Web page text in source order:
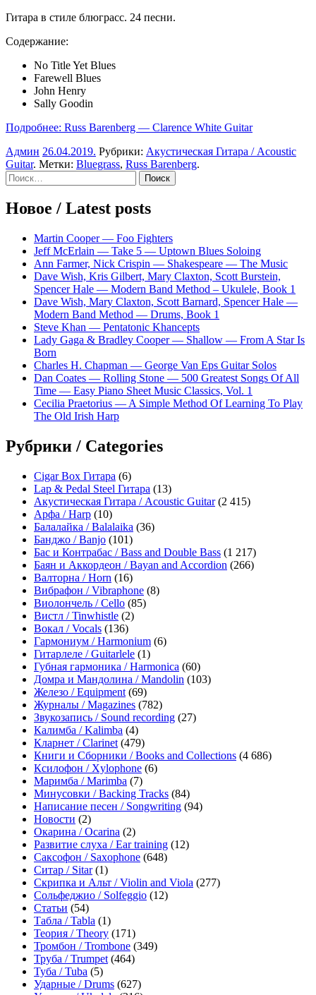
Гитара в стиле блюграсс. 24 песни.
Содержание:
No Title Yet Blues
Farewell Blues
John Henry
Sally Goodin
Подробнее: Russ Barenberg — Clarence White Guitar
Админ 26.04.2019. Рубрики: Акустическая Гитара / Acoustic
Guitar. Метки: Bluegrass, Russ Barenberg.
Sidebar
Найти:
Новое / Latest posts
Martin Cooper — Foo Fighters
Jeff McErlain — Take 5 — Uptown Blues Soloing
Ann Farmer, Nick Crispin — Shakespeare — The Music
Dave Wish, Kris Gilbert, Mary Claxton, Scott Burstein,
Spencer Hale — Modern Band Method – Ukulele, Book 1
Dave Wish, Mary Claxton, Scott Barnard, Spencer Hale —
Modern Band Method — Drums, Book 1
Steve Khan — Pentatonic Khancepts
Lady Gaga & Bradley Cooper — Shallow — From A Star Is
Born
Charles H. Chapman — George Van Eps Guitar Solos
Dan Coates — Rolling Stone — 500 Greatest Songs Of All
Time — Easy Piano Sheet Music Classics, Vol. 1
Cecilia Praetorius — A Simple Method Of Learning To Play
The Old Irish Harp
Рубрики / Categories
Cigar Box Гитара (6)
Lap & Pedal Steel Гитара (13)
Акустическая Гитара / Acoustic Guitar(2 415)
Арфа / Harp (10)
Балалайка / Balalaika (36)
Банджо / Banjo (101)
Бас и Контрабас / Bass and Double Bass (1 217)
Баян и Аккордеон / Bayan and Accordion (266)
Валторна / Horn (16)
Вибрафон / Vibraphone (8)
Виолончель / Cello (85)
Вистл / Tinwhistle (2)
Вокал / Vocals (136)
Гармониум / Harmonium (6)
Гитарлеле / Guitarlele (1)
Губная гармоника / Harmonica (60)
Домра и Мандолина / Mandolin (103)
Железо / Equipment (69)
Журналы / Magazines (782)
Звукозапись / Sound recording (27)
Калимба / Kalimba (4)
Кларнет / Clarinet (479)
Книги и Сборники / Books and Collections (4 686)
Ксилофон / Xylophone (6)
Маримба / Marimba (7)
Минусовки / Backing Tracks (84)
Написание песен / Songwriting (94)
Новости (2)
Окарина / Ocarina (2)
Развитие слуха / Ear training (12)
Саксофон / Saxophone (648)
Ситар / Sitar(1)
Скрипка и Альт / Violin and Viola (277)
Сольфеджио / Solfeggio (12)
Статьи (54)
Табла / Tabla (1)
Теория / Theory (171)
Тромбон / Trombone (349)
Труба / Trumpet (464)
Туба / Tuba (5)
Ударные / Drums (627)